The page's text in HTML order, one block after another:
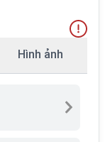
Hình ảnh